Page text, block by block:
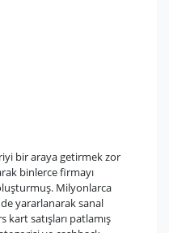
bir araya getirmek zor
binlerce firmayı
Milyonlarca
yararlanarak sanal
kart satışları patlamış